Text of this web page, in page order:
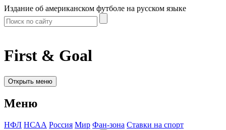
Издание об американском футболе на русском языке
First & Goal
Открыть меню
Меню
НФЛ НСАА Россия Мир Фан-зона Ставки на спорт